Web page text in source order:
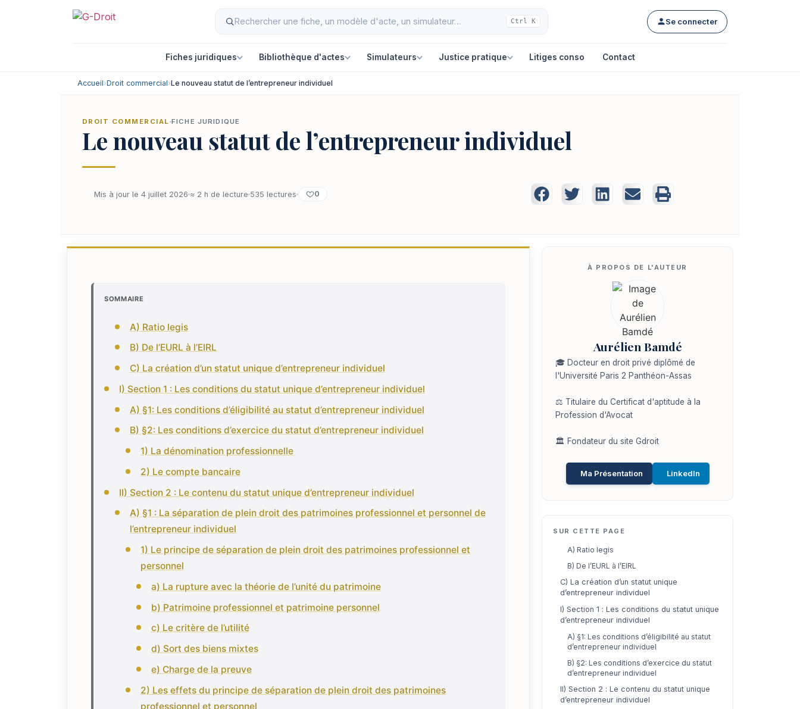
Ctrl K Se connecter
Fiches juridiques Bibliothèque d'actes Simulateurs Justice pratique Litiges conso Contact
Accueil›Droit commercial›Le nouveau statut de l’entrepreneur individuel
DROIT COMMERCIAL FICHE JURIDIQUE
Le nouveau statut de l’entrepreneur individuel
Mis à jour le 4 juillet 2026 ≈ 2 h de lecture 535 lectures 0
SOMMAIRE
A) Ratio legis
B) De l’EURL à l’EIRL
C) La création d’un statut unique d’entrepreneur individuel
I) Section 1 : Les conditions du statut unique d’entrepreneur individuel
A) §1: Les conditions d’éligibilité au statut d’entrepreneur individuel
B) §2: Les conditions d’exercice du statut d’entrepreneur individuel
1) La dénomination professionnelle
2) Le compte bancaire
II) Section 2 : Le contenu du statut unique d’entrepreneur individuel
A) §1 : La séparation de plein droit des patrimoines professionnel et personnel de
l’entrepreneur individuel
1) Le principe de séparation de plein droit des patrimoines professionnel et
personnel
a) La rupture avec la théorie de l’unité du patrimoine
b) Patrimoine professionnel et patrimoine personnel
c) Le critère de l’utilité
d) Sort des biens mixtes
e) Charge de la preuve
2) Les effets du principe de séparation de plein droit des patrimoines
professionnel et personnel
Aurélien Bamdé
🎓 Docteur en droit privé diplômé de
l'Université Paris 2 Panthéon-Assas
⚖️ Titulaire du Certificat d'aptitude à la
Profession d'Avocat
🏛️ Fondateur du site Gdroit
Ma Présentation LinkedIn
SUR CETTE PAGE
A) Ratio legis
B) De l’EURL à l’EIRL
C) La création d’un statut unique
d’entrepreneur individuel
I) Section 1 : Les conditions du statut unique
d’entrepreneur individuel
A) §1: Les conditions d’éligibilité au statut
d’entrepreneur individuel
B) §2: Les conditions d’exercice du statut
d’entrepreneur individuel
II) Section 2 : Le contenu du statut unique
d’entrepreneur individuel